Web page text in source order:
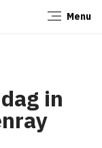
Menu
in
Sluiten